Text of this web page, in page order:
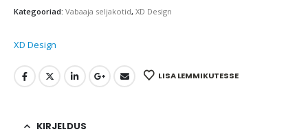
Kategooriad: Vabaaja seljakotid, XD Design
XD Design
LISA LEMMIKUTESSE
KIRJELDUS